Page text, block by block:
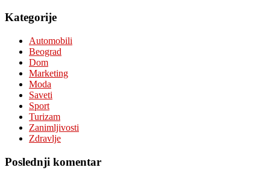
Kategorije
Automobili
Beograd
Dom
Marketing
Moda
Saveti
Sport
Turizam
Zanimljivosti
Zdravlje
Poslednji komentar